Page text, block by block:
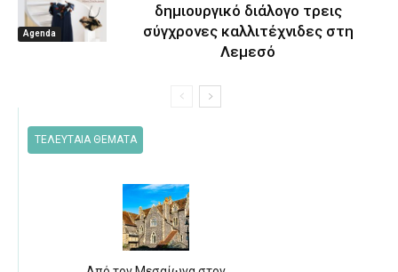
Agenda
δημιουργικό διάλογο τρεις
σύγχρονες καλλιτέχνιδες στη
Λεμεσό
ΤΕΛΕΥΤΑΙΑ ΘΕΜΑΤΑ